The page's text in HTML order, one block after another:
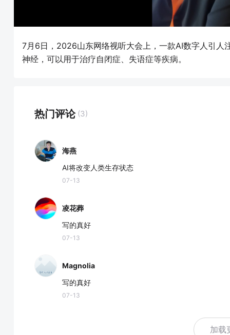
7月6日，2026山东网络视听大会上，一款AI数字人引人
神经，可以用于治疗自闭症、失语症等疾病。
热门评论 (3)
海燕
AI将改变人类生存状态
07-13
凌花葬
写的真好
07-13
Magnolia
写的真好
07-13
加载